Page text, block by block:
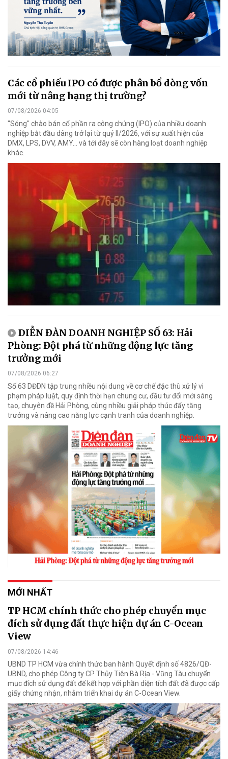
Các cổ phiếu IPO có được phân bổ dòng vốn
mới từ nâng hạng thị trường?
07/08/2026 04:05
"Sóng" chào bán cổ phần ra công chúng (IPO) của nhiều doanh
nghiệp bắt đầu dâng trở lại từ quý II/2026, với sự xuất hiện của
DMX, LPS, DVV, AMY... và tới đây sẽ còn hàng loạt doanh nghiệp
khác.
DIỄN ĐÀN DOANH NGHIỆP SỐ 63: Hải
Phòng: Đột phá từ những động lực tăng
trưởng mới
07/08/2026 06:27
Số 63 DĐDN tập trung nhiều nội dung về cơ chế đặc thù xử lý vi
phạm pháp luật, quy định thời hạn chung cư, đầu tư đổi mới sáng
tạo, chuyên đề Hải Phòng, cùng nhiều giải pháp thúc đẩy tăng
trưởng và nâng cao năng lực cạnh tranh của doanh nghiệp.
MỚI NHẤT
TP HCM chính thức cho phép chuyển mục
đích sử dụng đất thực hiện dự án C-Ocean
View
07/08/2026 14:46
UBND TP HCM vừa chính thức ban hành Quyết định số 4826/QĐ-
UBND, cho phép Công ty CP Thủy Tiên Bà Rịa - Vũng Tàu chuyển
mục đích sử dụng đất để kết hợp với phần diện tích đất đã được cấp
giấy chứng nhận, nhằm triển khai dự án C-Ocean View.